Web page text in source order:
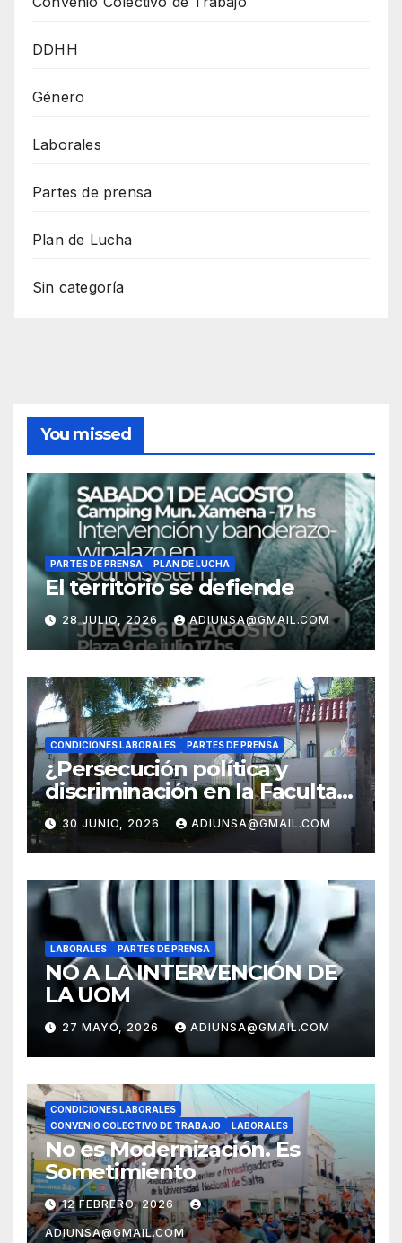
DDHH
Género
Laborales
Partes de prensa
Plan de Lucha
Sin categoría
You missed
PARTES DE PRENSA PLAN DE LUCHA
El territorio se defiende
28 JULIO, 2026 ADIUNSA@GMAIL.COM
CONDICIONES LABORALES PARTES DE PRENSA
¿Persecución política y
discriminación en la Facultad
Regional Orán?
30 JUNIO, 2026 ADIUNSA@GMAIL.COM
LABORALES PARTES DE PRENSA
NO A LA INTERVENCIÓN DE
LA UOM
27 MAYO, 2026 ADIUNSA@GMAIL.COM
CONDICIONES LABORALES
CONVENIO COLECTIVO DE TRABAJO
LABORALES
No es Modernización. Es
Sometimiento
12 FEBRERO, 2026
ADIUNSA@GMAIL.COM